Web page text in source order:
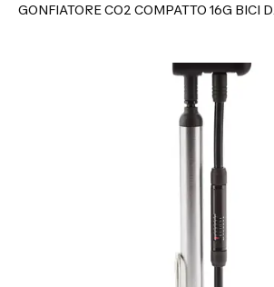
GONFIATORE CO2 COMPATTO 16G BICI